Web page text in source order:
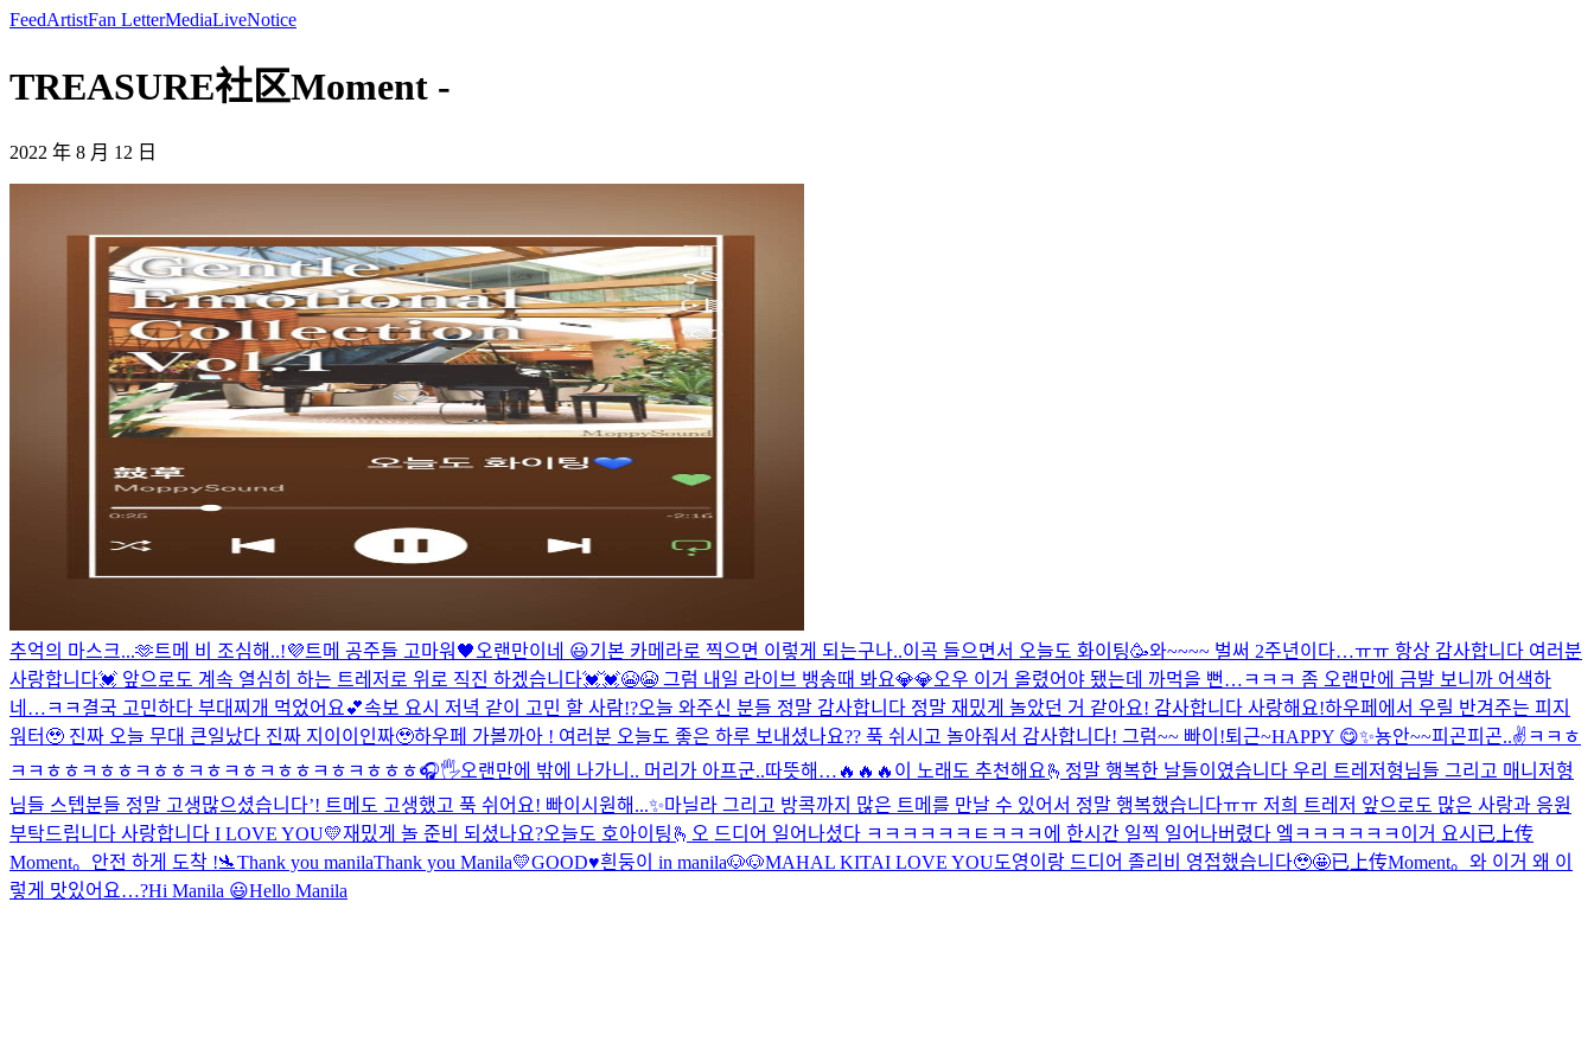
FeedArtistFan LetterMediaLiveNotice
TREASURE社区Moment -
2022 年 8 月 12 日
추억의 마스크...🫶트메 비 조심해..!💜트메 공주들 고마워🖤 오랜만이네 😃기본 카메라로 찍으면 이렇게 되는구나..이곡 들으면서 오늘도 화이팅🥳와~~~~ 벌써 2주년이다…ㅠㅠ 항상 감사합니다 여러분
사랑합니다💓 앞으로도 계속 열심히 하는 트레저로 위로 직진 하겠습니다💓💓😭😭 그럼 내일 라이브 뱅송때 봐요💎💎오우 이거 올렸어야 됐는데 까먹을 뻔…ㅋㅋㅋ 좀 오랜만에 금발 보니까 어색하
네…ㅋㅋ 결국 고민하다 부대찌개 먹었어요💕속보 요시 저녁 같이 고민 할 사람!?오늘 와주신 분들 정말 감사합니다 정말 재밌게 놀았던 거 같아요! 감사합니다 사랑해요!하우페에서 우릴 반겨주는 피지
워터🥹 진짜 오늘 무대 큰일났다 진짜 지이이인짜🥹하우페 가볼까아 ! 여러분 오늘도 좋은 하루 보내셨나요?? 푹 쉬시고 놀아줘서 감사합니다! 그럼~~ 빠이!퇴근~HAPPY 😋✨뇽안~~피곤피곤..✌️ㅋㅋㅎ
ㅋㅋㅎㅎㅋㅎㅎㅋㅎㅎㅋㅎㅋㅎㅋㅎㅎㅋㅎㅋㅎㅎㅎ🎧🖐오랜만에 밖에 나가니.. 머리가 아프군..따뜻해… 🔥🔥🔥 이 노래도 추천해요🫰 정말 행복한 날들이였습니다 우리 트레저형님들 그리고 매니저형
님들 스텝분들 정말 고생많으셨습니다’! 트메도 고생했고 푹 쉬어요! 빠이 시원해...✨마닐라 그리고 방콕까지 많은 트메를 만날 수 있어서 정말 행복했습니다ㅠㅠ 저희 트레저 앞으로도 많은 사랑과 응원
부탁드립니다 사랑합니다 I LOVE YOU💛재밌게 놀 준비 되셨나요?오늘도 호아이팅🫰 오 드디어 일어나셨다 ㅋㅋㅋㅋㅋㅋㅌㅋㅋㅋ 에 한시간 일찍 일어나버렸다 엨ㅋㅋㅋㅋㅋㅋ이거 요시 已上传
Moment。 안전 하게 도착 !🛬Thank you manilaThank you Manila💛GOOD♥️흰둥이 in manila🐶🐶MAHAL KITAI LOVE YOU도영이랑 드디어 졸리비 영접했습니다🥹🤩已上传Moment。 와 이거 왜 이
렇게 맛있어요…?Hi Manila 😃Hello Manila